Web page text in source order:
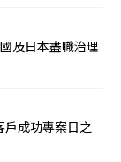
及日本盡職治理
戶成功專案日之